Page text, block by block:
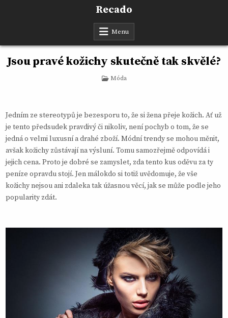
Recado
Menu
Jsou pravé kožichy skutečně tak skvělé?
Posted
Móda
Jedním ze stereotypů je bezesporu to, že si žena přeje kožich. Ať už
je tento předsudek pravdivý či nikoliv, není pochyb o tom, že se
jedná o velmi luxusní a drahé zboží. Módní trendy se mohou měnit,
avšak kožichy zůstávají na výsluní.Tomu samozřejmě odpovídá i
jejich cena. Proto je dobré se zamyslet, zda tento kus oděvu za ty
peníze opravdu stojí. Jen málokdo si totiž uvědomuje, že vše
kožichy nejsou ani zdaleka tak úžasnou věcí, jak se může podle jeho
popularity zdát.